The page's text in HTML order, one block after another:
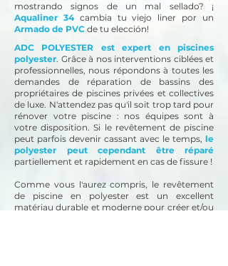
mostrando signos de un mal sellado? ¡
Aqualiner 34cambia tu viejo liner por un
Armado de PVC de tu elección!
ADC POLYESTER est expert en piscines
polyester. Grâce à nos interventions ciblées et
professionnelles, nous répondons à toutes les
demandes de réparation de bassins des
propriétaires de piscines privées et collectives
de luxe. N'attendez pas qu'il soit trop tard pour
rénover votre piscine : nos équipes sont à
votre disposition.Si le revêtement de piscine
peut parfois devenir cassant avec le temps, le
polyester peut cependant être réparé
partiellement et rapidement en cas de fissure !
Comme vous l'aurez compris, le revêtement
de piscine en polyester est un excellent
matériau durable et moderne pour créer et/ou